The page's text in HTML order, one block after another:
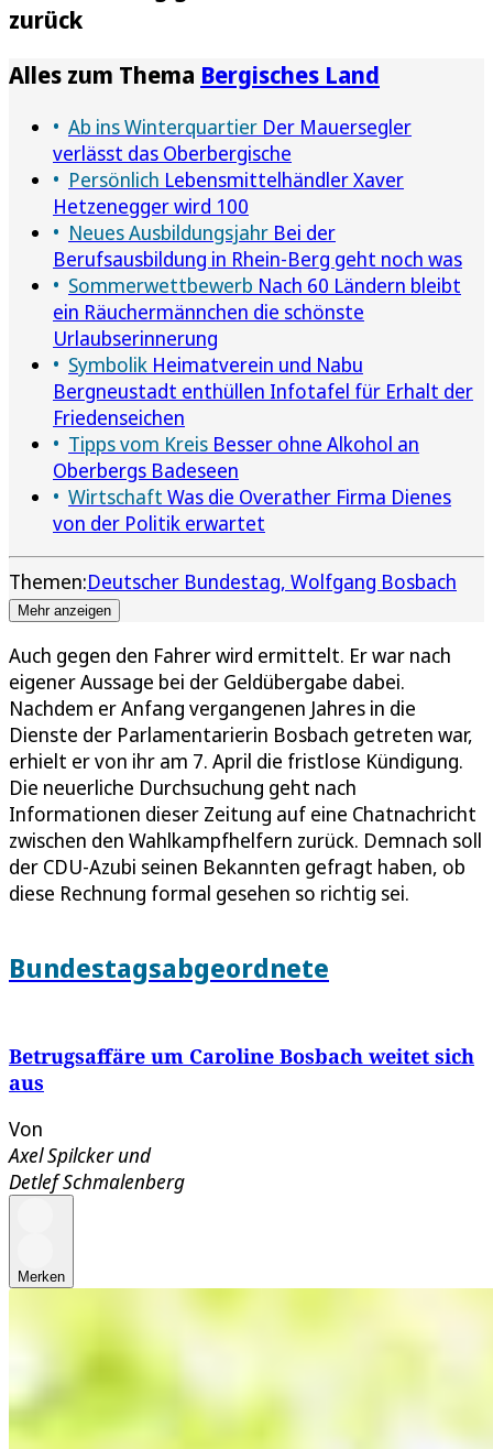
zurück
Alles zum Thema Bergisches Land
Ab ins Winterquartier Der Mauersegler
verlässt das Oberbergische
Persönlich Lebensmittelhändler Xaver
Hetzenegger wird 100
Neues Ausbildungsjahr Bei der
Berufsausbildung in Rhein-Berg geht noch was
Sommerwettbewerb Nach 60 Ländern bleibt
ein Räuchermännchen die schönste
Urlaubserinnerung
Symbolik Heimatverein und Nabu
Bergneustadt enthüllen Infotafel für Erhalt der
Friedenseichen
Tipps vom Kreis Besser ohne Alkohol an
Oberbergs Badeseen
Wirtschaft Was die Overather Firma Dienes
von der Politik erwartet
Themen:Deutscher Bundestag Wolfgang Bosbach
Mehr anzeigen
Auch gegen den Fahrer wird ermittelt. Er war nach
eigener Aussage bei der Geldübergabe dabei.
Nachdem er Anfang vergangenen Jahres in die
Dienste der Parlamentarierin Bosbach getreten war,
erhielt er von ihr am 7. April die fristlose Kündigung.
Die neuerliche Durchsuchung geht nach
Informationen dieser Zeitung auf eine Chatnachricht
zwischen den Wahlkampfhelfern zurück. Demnach soll
der CDU-Azubi seinen Bekannten gefragt haben, ob
diese Rechnung formal gesehen so richtig sei.
Bundestagsabgeordnete
Betrugsaffäre um Caroline Bosbach weitet sich
aus
Von
Axel Spilckerund
Detlef Schmalenberg
Merken